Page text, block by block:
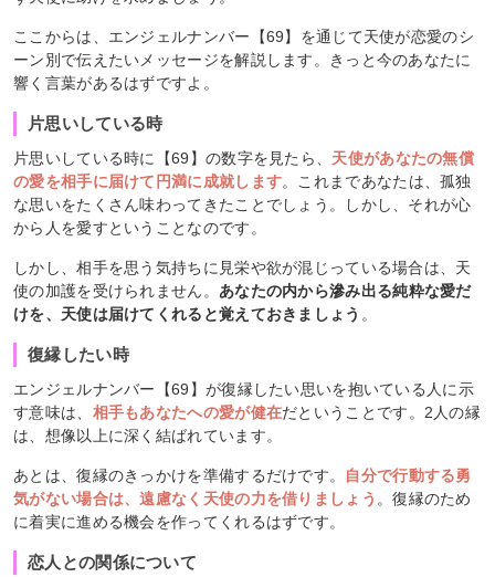
ここからは、エンジェルナンバー【69】を通じて天使が恋愛のシ
ーン別で伝えたいメッセージを解説します。きっと今のあなたに
響く言葉があるはずですよ。
片思いしている時
片思いしている時に【69】の数字を見たら、 天使があなたの無償
の愛を相手に届けて円満に成就します。これまであなたは、孤独
な思いをたくさん味わってきたことでしょう。しかし、それが心
から人を愛すということなのです。
しかし、相手を思う気持ちに見栄や欲が混じっている場合は、天
使の加護を受けられません。 あなたの内から滲み出る純粋な愛だ
けを、天使は届けてくれると覚えておきましょう 。
復縁したい時
エンジェルナンバー【69】が復縁したい思いを抱いている人に示
す意味は、 相手もあなたへの愛が健在だということです。2人の縁
は、想像以上に深く結ばれています。
あとは、復縁のきっかけを準備するだけです。
自分で行動する勇
気がない場合は、遠慮なく天使の力を借りましょう 。復縁のため
に着実に進める機会を作ってくれるはずです。
恋人との関係について